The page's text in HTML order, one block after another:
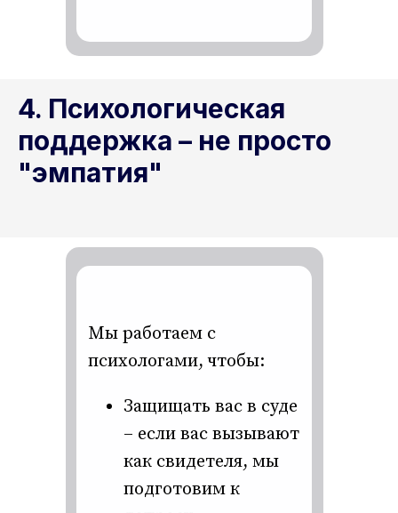
4. Психологическая
поддержка – не просто
"эмпатия"
Мы работаем с
психологами, чтобы:
Защищать вас в суде
– если вас вызывают
как свидетеля, мы
подготовим к